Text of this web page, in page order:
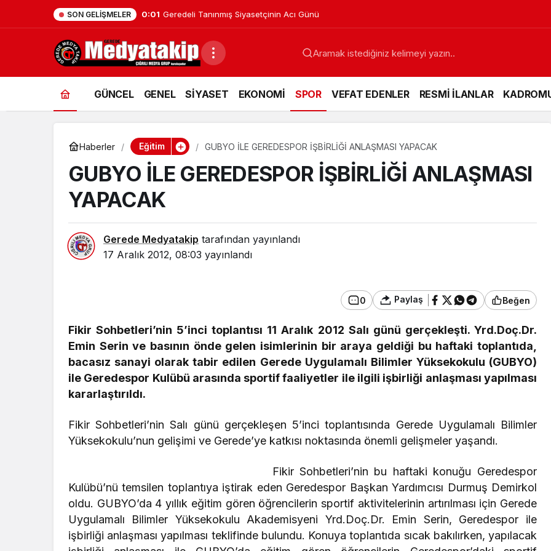
SON GELIŞMELER 0:01 Geredeli Tanınmış Siyasetçinin Acı Günü
GÜNCEL GENEL SİYASET EKONOMİ SPOR VEFAT EDENLER RESMİ İLANLAR
Haberler Eğitim GUBYO İLE GEREDESPOR İŞBİRLİĞİ ANLAŞMASI YAPACAK
GUBYO İLE GEREDESPOR İŞBİRLİĞİ ANLAŞMASI
YAPACAK
Gerede Medyatakip tarafından yayınlandı
17 Aralık 2012, 08:03 yayınlandı
0 Paylaş Beğen
Fikir Sohbetleri’nin 5’inci toplantısı 11 Aralık 2012 Salı günü gerçekleşti. Yrd.Doç.Dr.
Emin Serin ve basının önde gelen isimlerinin bir araya geldiği bu haftaki toplantıda,
bacasız sanayi olarak tabir edilen Gerede Uygulamalı Bilimler Yüksekokulu (GUBYO)
ile Geredespor Kulübü arasında sportif faaliyetler ile ilgili işbirliği anlaşması yapılması
kararlaştırıldı.
Fikir Sohbetleri’nin Salı günü gerçekleşen 5’inci toplantısında Gerede Uygulamalı Bilimler
Yüksekokulu’nun gelişimi ve Gerede’ye katkısı noktasında önemli gelişmeler yaşandı.
Fikir Sohbetleri’nin bu haftaki konuğu Geredespor
Kulübü’nü temsilen toplantıya iştirak eden Geredespor Başkan Yardımcısı Durmuş Demirkol
oldu. GUBYO’da 4 yıllık eğitim gören öğrencilerin sportif aktivitelerinin artırılması için Gerede
Uygulamalı Bilimler Yüksekokulu Akademisyeni Yrd.Doç.Dr. Emin Serin, Geredespor ile
işbirliği anlaşması yapılması teklifinde bulundu. Konuya toplantıda sıcak bakılırken, yapılacak
Gerede’de Çirkin Olay:
Emniyet Soruşturma
Güncel
Geredeli Tanınmış
Siyasetçinin Acı Günü
Resmi İlanlar
ATIKLARI TOPLAMA
İHALELERİ (GEREDE
BELEDİYESİ)